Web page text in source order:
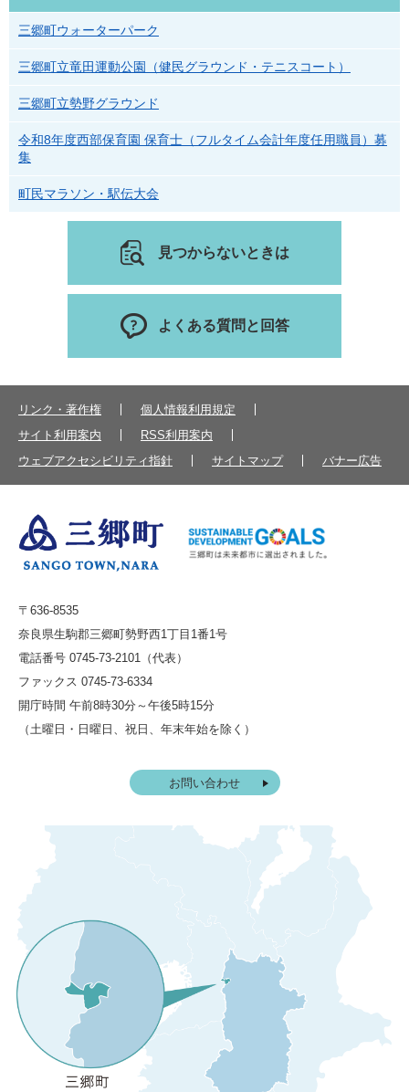
三郷町ウォーターパーク
三郷町立竜田運動公園（健民グラウンド・テニスコート）
三郷町立勢野グラウンド
令和8年度西部保育園 保育士（フルタイム会計年度任用職員）募
集
町民マラソン・駅伝大会
見つからないときは
よくある質問と回答
リンク・著作権
個人情報利用規定
サイト利用案内
RSS利用案内
ウェブアクセシビリティ指針
サイトマップ バナー広告
〒636-8535
奈良県生駒郡三郷町勢野西1丁目1番1号
電話番号 0745-73-2101（代表）
ファックス 0745-73-6334
開庁時間 午前8時30分～午後5時15分
（土曜日・日曜日、祝日、年末年始を除く）
お問い合わせ